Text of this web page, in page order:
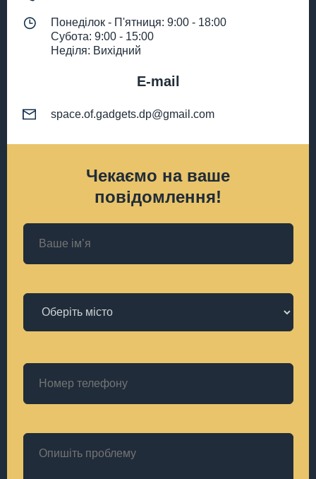
Понеділок - П'ятниця: 9:00 - 18:00
Субота: 9:00 - 15:00
Неділя: Вихідний
E-mail
space.of.gadgets.dp@gmail.com
Чекаємо на ваше
повідомлення!